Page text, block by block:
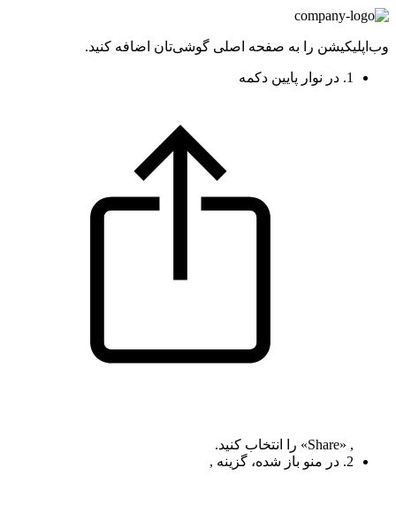
وب‌اپلیکیشن را به صفحه اصلی گوشی‌تان اضافه کنید.
1. در نوار پایین دکمه
, «Share» را انتخاب کنید.
2. در منو باز شده، گزینه ,